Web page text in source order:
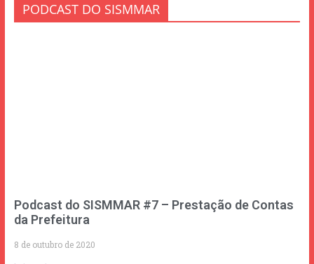
PODCAST DO SISMMAR
Podcast do SISMMAR #7 – Prestação de Contas
da Prefeitura
8 de outubro de 2020